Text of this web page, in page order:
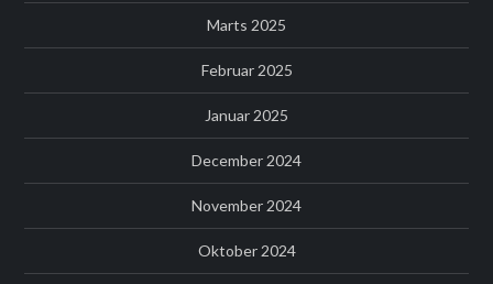
Marts 2025
Februar 2025
Januar 2025
December 2024
November 2024
Oktober 2024